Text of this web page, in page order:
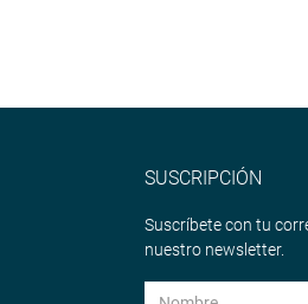
SUSCRIPCIÓN
Suscríbete con tu
nuestro newsletter.